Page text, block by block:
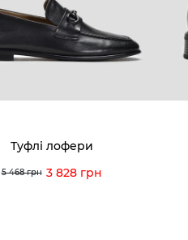
Туфлі лофери
5 468 грн 3 828 грн